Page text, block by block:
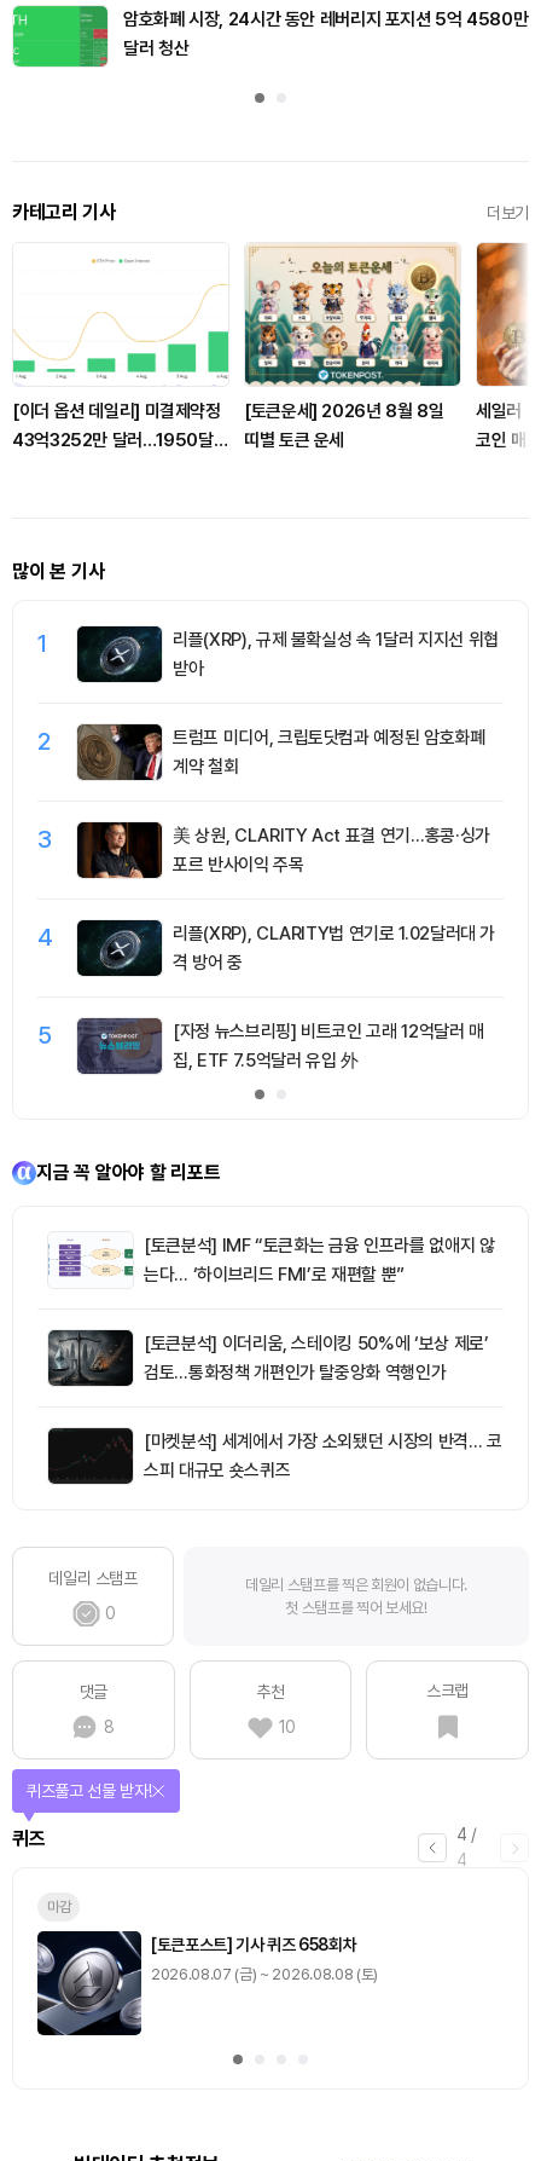
암호화폐 시장, 24시간 동안 레버리지 포지션 5억 4580만
달러 청산
카테고리 기사 더보기
[이더 옵션 데일리] 미결제약정
43억3252만 달러…1950달
[토큰운세] 2026년 8월 8일
띠별 토큰 운세
세일러
코인 매
많이 본 기사
1
리플(XRP), 규제 불확실성 속 1달러 지지선 위협
받아
2
트럼프 미디어, 크립토닷컴과 예정된 암호화폐
계약 철회
3
美 상원, CLARITY Act 표결 연기…홍콩·싱가
포르 반사이익 주목
4
리플(XRP), CLARITY법 연기로 1.02달러대 가
격 방어 중
5
[자정 뉴스브리핑] 비트코인 고래 12억달러 매
집, ETF 7.5억달러 유입 外
지금 꼭 알아야 할 리포트
[토큰분석] IMF “토큰화는 금융 인프라를 없애지 않
는다… ‘하이브리드 FMI’로 재편할 뿐”
[토큰분석] 이더리움, 스테이킹 50%에 ‘보상 제로’
검토…통화정책 개편인가 탈중앙화 역행인가
[마켓분석] 세계에서 가장 소외됐던 시장의 반격… 코
스피 대규모 숏스퀴즈
데일리 스탬프
0
데일리 스탬프를 찍은 회원이 없습니다.
첫 스탬프를 찍어 보세요!
댓글
8
추천
10
스크랩
4 /
4
퀴즈
퀴즈풀고 선물 받자!
마감
[토큰포스트] 기사 퀴즈 658회차
2026.08.07 (금) ~ 2026.08.08 (토)